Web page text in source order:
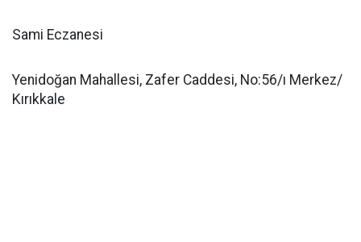
Sami Eczanesi
Yenidoğan Mahallesi, Zafer Caddesi, No:56/ı Merkez/
Kırıkkale